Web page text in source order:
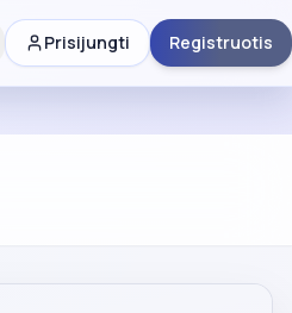
Prisijungti Registruotis